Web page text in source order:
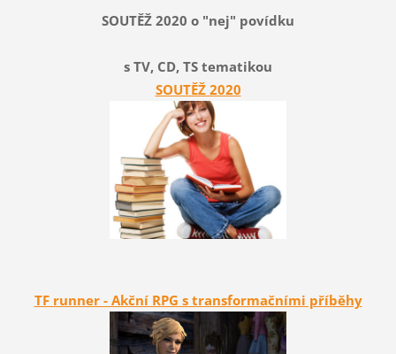
SOUTĚŽ 2020 o "nej" povídku
s TV, CD, TS tematikou
SOUTĚŽ 2020
TF runner - Akční RPG s transformačními příběhy